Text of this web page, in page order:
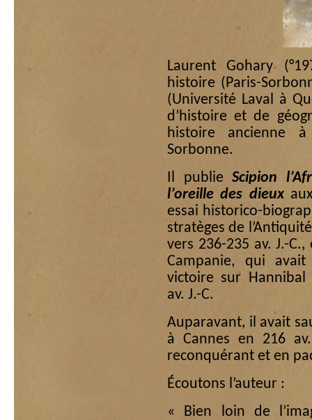
Laurent Gohary
histoire (Paris-
(Université Laval à
d’histoire et de
histoire ancienne
Sorbonne.
Il publie Scipion
l’oreille des dieuxaux
essai historico-
stratèges de
vers 236-235 av. J.-
Campanie, qui
victoire sur Hannibal
av. J.-C.
Auparavant, il avait
à Cannes en 216
reconquérant et en
Écoutons l’auteur :
« Bien loin de